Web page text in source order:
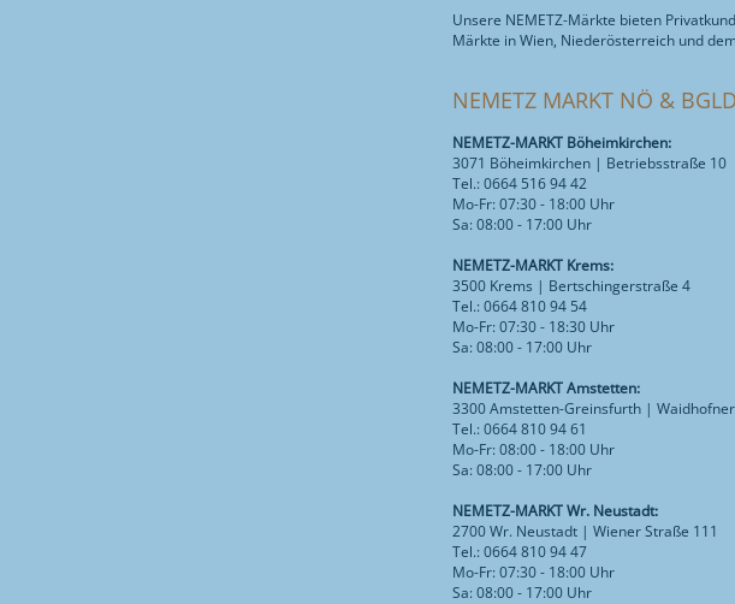
Unsere NEMETZ-Märkte bieten
Märkte in Wien, Niederösterreich und
NEMETZ MARKT NÖ & BGLD
NEMETZ-MARKT Böheimkirchen:
3071 Böheimkirchen | Betriebsstraße 10
Tel.: 0664 516 94 42
Mo-Fr: 07:30 - 18:00 Uhr
Sa: 08:00 - 17:00 Uhr
NEMETZ-MARKT Krems:
3500 Krems | Bertschingerstraße 4
Tel.: 0664 810 94 54
Mo-Fr: 07:30 - 18:30 Uhr
Sa: 08:00 - 17:00 Uhr
NEMETZ-MARKT Amstetten:
3300 Amstetten-Greinsfurth |
Tel.: 0664 810 94 61
Mo-Fr: 08:00 - 18:00 Uhr
Sa: 08:00 - 17:00 Uhr
NEMETZ-MARKT Wr. Neustadt:
2700 Wr. Neustadt | Wiener Straße 111
Tel.: 0664 810 94 47
Mo-Fr: 07:30 - 18:00 Uhr
Sa: 08:00 - 17:00 Uhr